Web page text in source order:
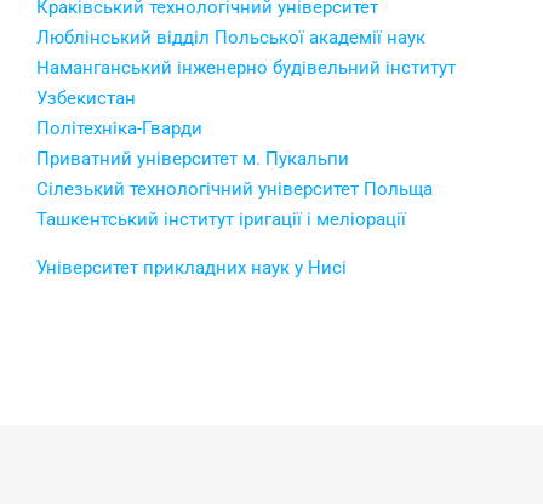
Краківський технологічний університет
Люблінський відділ Польської академії наук
Наманганський інженерно будівельний інститут
Узбекистан
Політехніка-Гварди
Приватний університет м. Пукальпи
Сілезький технологічний університет Польща
Ташкентський інститут іригації і меліорації
Університет прикладних наук у Нисі